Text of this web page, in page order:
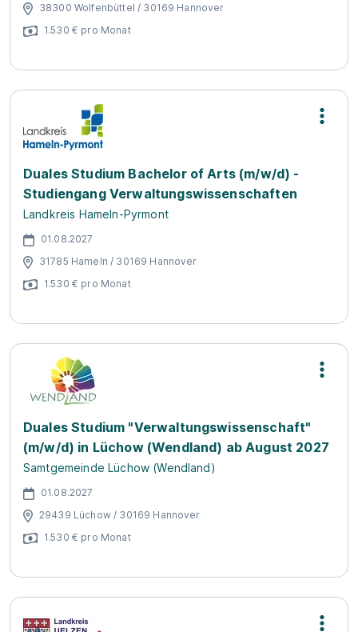
38300 Wolfenbüttel / 30169 Hannover
1.530 € pro Monat
Duales Studium Bachelor of Arts (m/w/d) -
Studiengang Verwaltungswissenschaften
Landkreis Hameln-Pyrmont
01.08.2027
31785 Hameln / 30169 Hannover
1.530 € pro Monat
Duales Studium "Verwaltungswissenschaft"
(m/w/d) in Lüchow (Wendland) ab August 2027
Samtgemeinde Lüchow (Wendland)
01.08.2027
29439 Lüchow / 30169 Hannover
1.530 € pro Monat